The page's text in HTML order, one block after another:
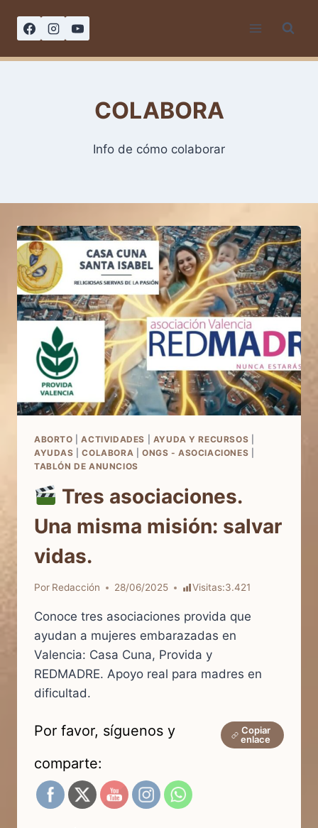
COLABORA
Info de cómo colaborar
ABORTO |ACTIVIDADES AYUDA Y RECURSOS
AYUDAS |COLABORA ONGS - ASOCIACIONES
TABLÓN DE ANUNCIOS
Tres asociaciones.
Una misma misión: salvar
vidas.
Por Redacción 28/06/2025 Visitas:3.421
Conoce tres asociaciones provida que
ayudan a mujeres embarazadas en
Valencia: Casa Cuna, Provida y
REDMADRE. Apoyo real para madres en
dificultad.
Por favor, síguenos y
comparte:
Copiar
enlace